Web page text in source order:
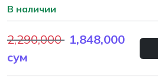
В наличии
2,290,000 1,848,000
сум